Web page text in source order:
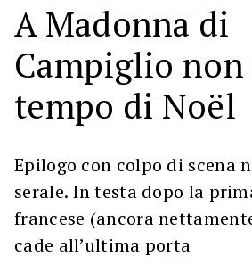
A Madonna di
Campiglio non
tempo di Noël
Epilogo con colpo di scena
serale. In testa dopo la
francese (ancora
cade all’ultima porta